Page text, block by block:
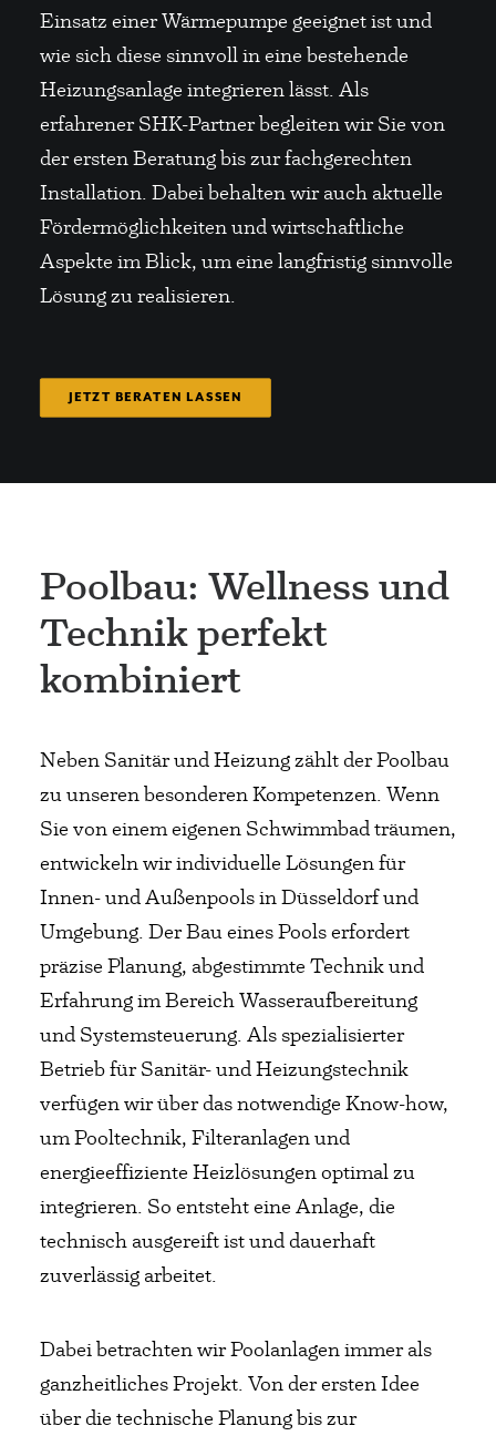
Einsatz einer Wärmepumpe geeignet ist und
wie sich diese sinnvoll in eine bestehende
Heizungsanlage integrieren lässt. Als
erfahrener SHK-Partner begleiten wir Sie von
der ersten Beratung bis zur fachgerechten
Installation. Dabei behalten wir auch aktuelle
Fördermöglichkeiten und wirtschaftliche
Aspekte im Blick, um eine langfristig sinnvolle
Lösung zu realisieren.
JETZT BERATEN LASSEN
Poolbau: Wellness und
Technik perfekt
kombiniert
Neben Sanitär und Heizung zählt der Poolbau
zu unseren besonderen Kompetenzen. Wenn
Sie von einem eigenen Schwimmbad träumen,
entwickeln wir individuelle Lösungen für
Innen- und Außenpools in Düsseldorf und
Umgebung. Der Bau eines Pools erfordert
präzise Planung, abgestimmte Technik und
Erfahrung im Bereich Wasseraufbereitung
und Systemsteuerung. Als spezialisierter
Betrieb für Sanitär- und Heizungstechnik
verfügen wir über das notwendige Know-how,
um Pooltechnik, Filteranlagen und
energieeffiziente Heizlösungen optimal zu
integrieren. So entsteht eine Anlage, die
technisch ausgereift ist und dauerhaft
zuverlässig arbeitet.
Dabei betrachten wir Poolanlagen immer als
ganzheitliches Projekt. Von der ersten Idee
über die technische Planung bis zur